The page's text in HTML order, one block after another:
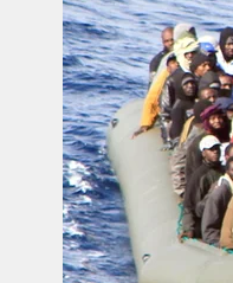
nord
wahrheit
verlag
verlag
veranstaltungen
shop